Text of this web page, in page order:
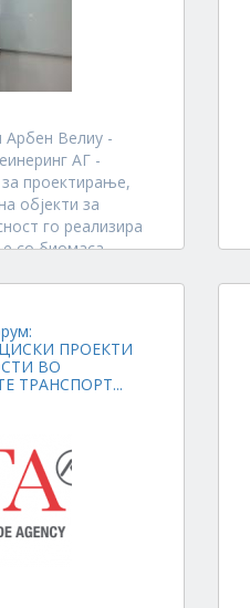
Арбен Велиу -
АГ -
проектирање,
објекти за
го реализира
со биомаса„
ПРОЕКТИ
ВО
ТРАНСПОРТ...